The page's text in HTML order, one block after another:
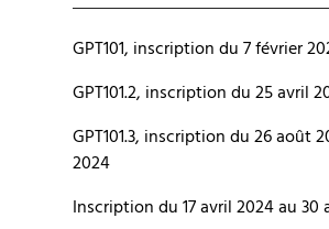
GPT101, inscription du 7 février
GPT101.2, inscription du 25 avril
GPT101.3, inscription du 26 août
2024
Inscription du 17 avril 2024 au 30